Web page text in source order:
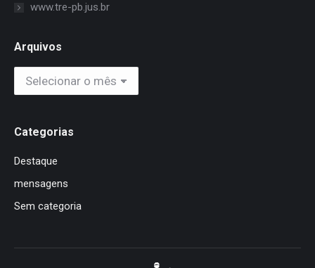
www.tre-pb.jus.br
Arquivos
Arquivos
Categorias
Destaque
mensagens
Sem categoria